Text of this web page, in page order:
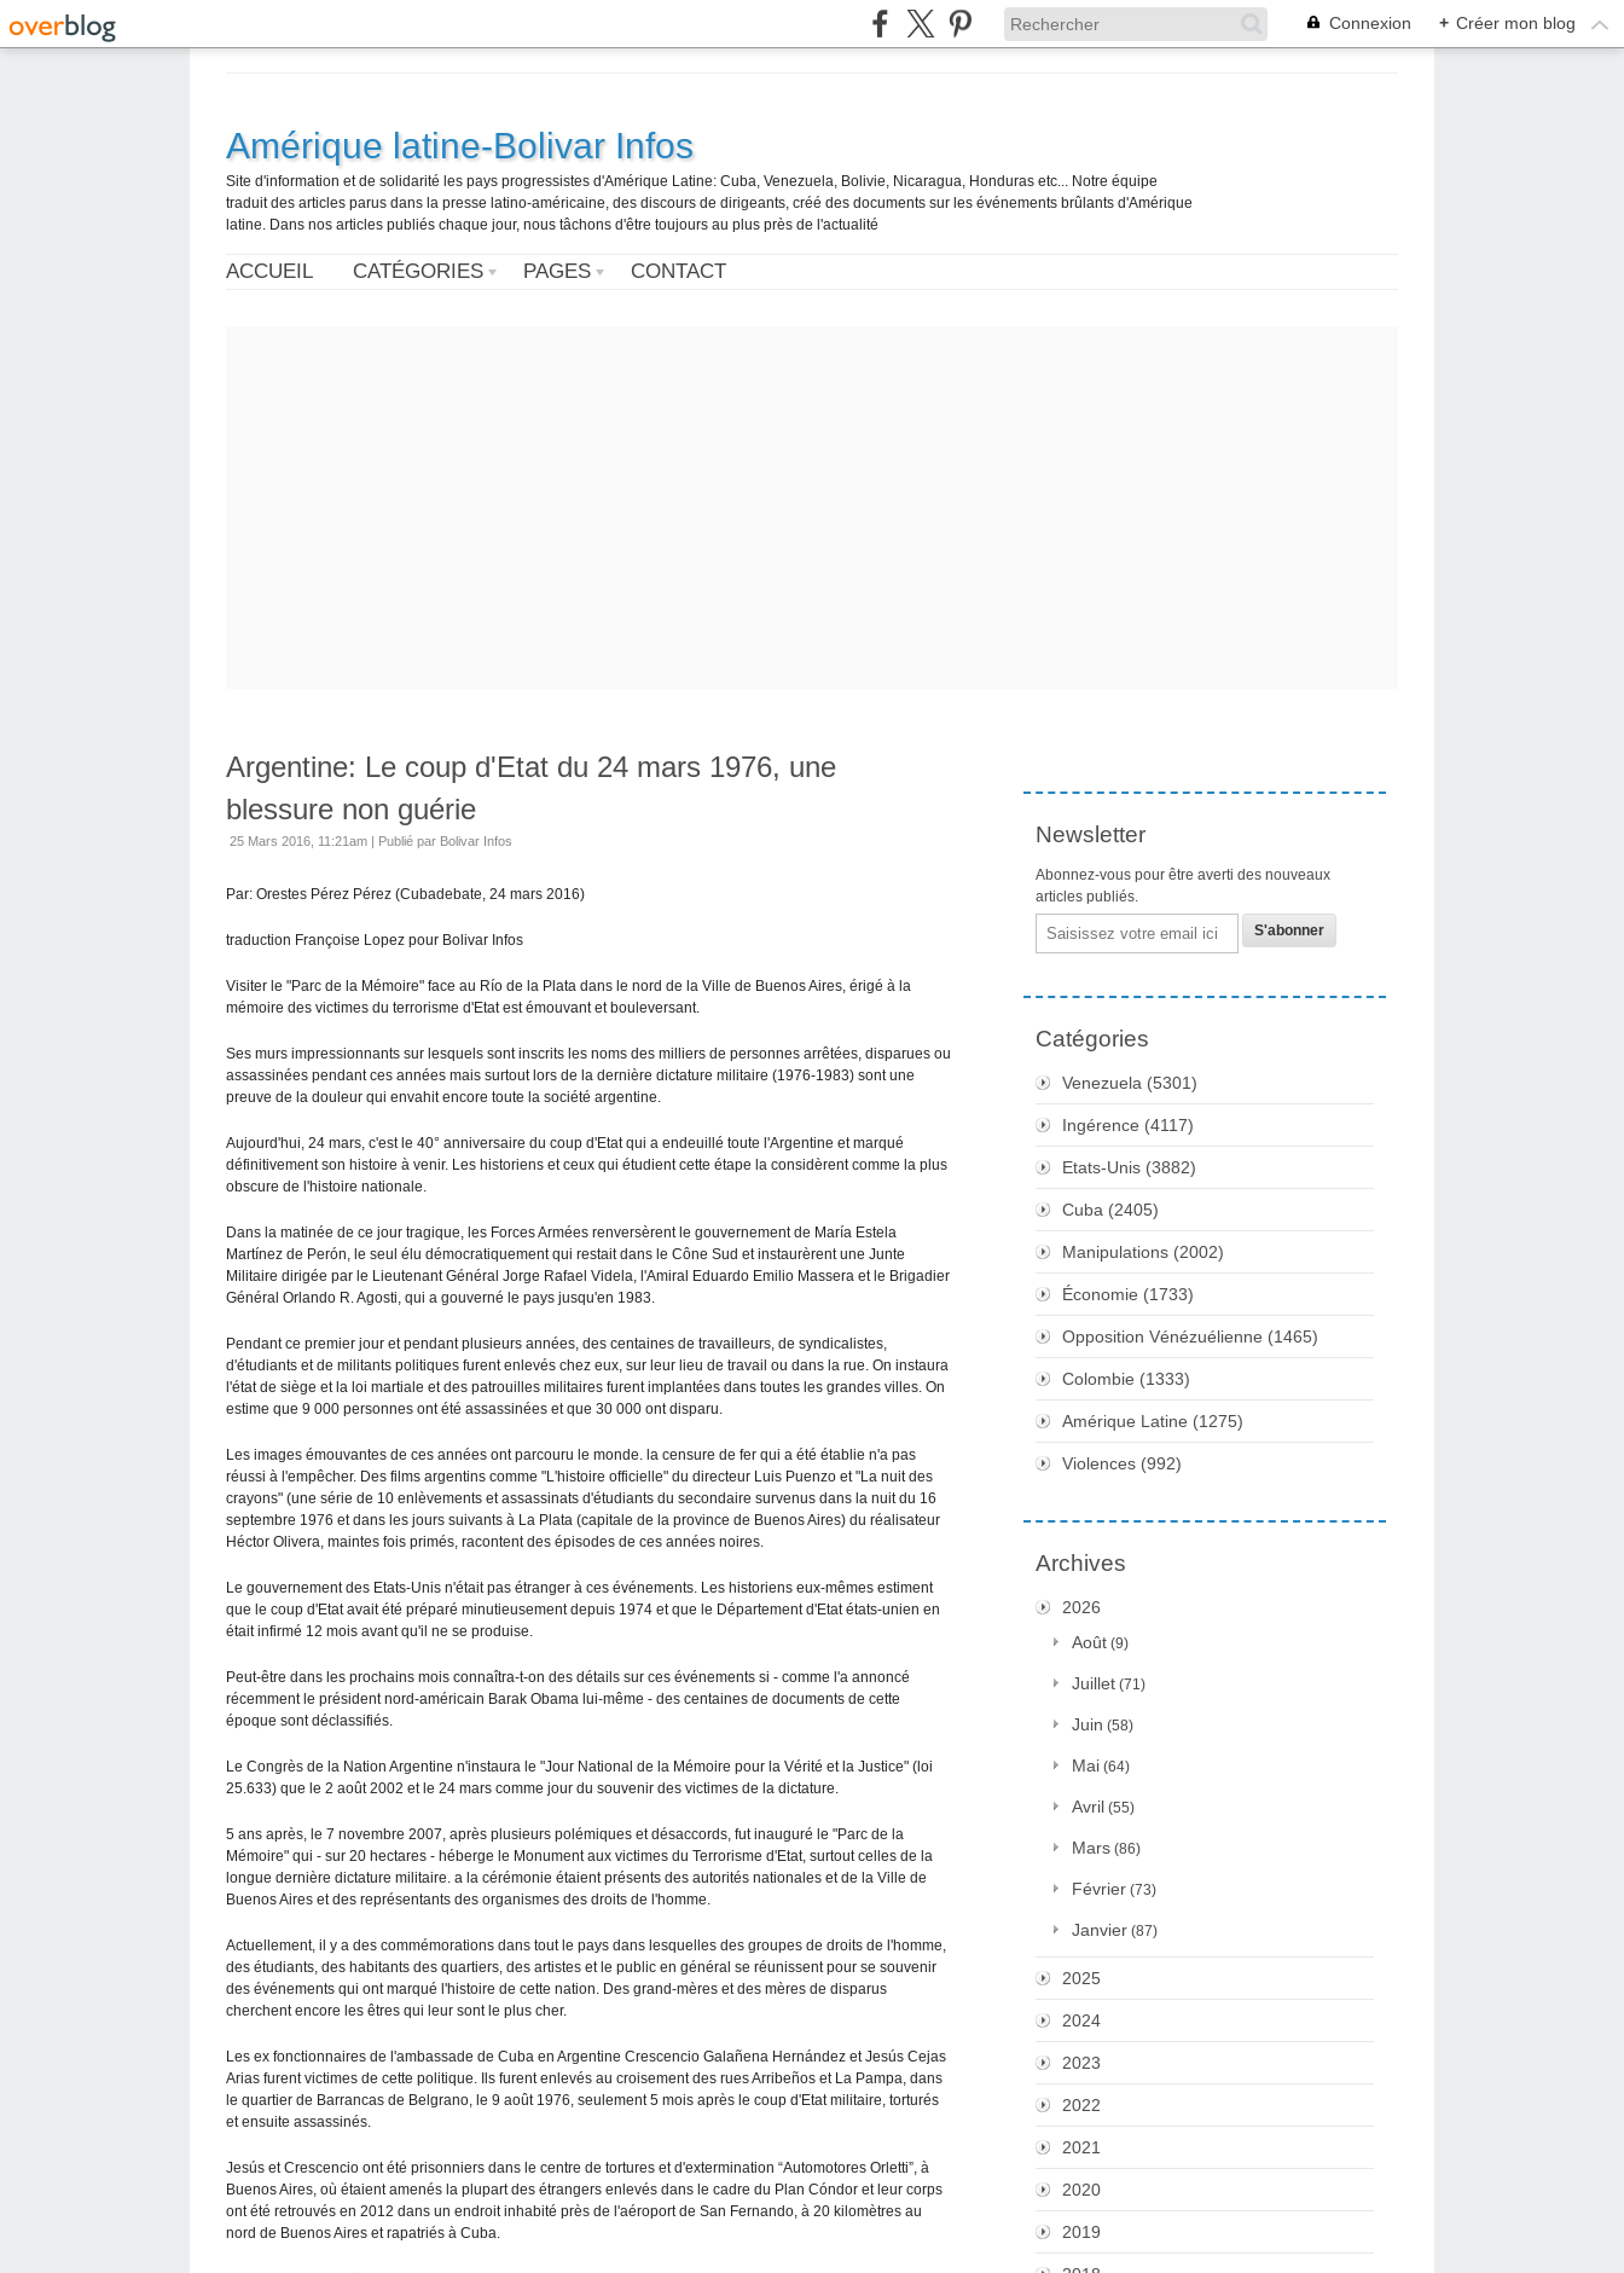
Connexion + Créer mon blog
Amérique latine-Bolivar Infos
Site d'information et de solidarité les pays progressistes d'Amérique Latine: Cuba, Venezuela, Bolivie, Nicaragua, Honduras etc... Notre équipe
traduit des articles parus dans la presse latino-américaine, des discours de dirigeants, créé des documents sur les événements brûlants d'Amérique
latine. Dans nos articles publiés chaque jour, nous tâchons d'être toujours au plus près de l'actualité
ACCUEIL CATÉGORIES PAGES CONTACT
Argentine: Le coup d'Etat du 24 mars 1976, une
blessure non guérie
25 Mars 2016, 11:21am | Publié par Bolivar Infos
Par: Orestes Pérez Pérez (Cubadebate, 24 mars 2016)
traduction Françoise Lopez pour Bolivar Infos
Visiter le "Parc de la Mémoire" face au Río de la Plata dans le nord de la Ville de Buenos Aires, érigé à la
mémoire des victimes du terrorisme d'Etat est émouvant et bouleversant.
Ses murs impressionnants sur lesquels sont inscrits les noms des milliers de personnes arrêtées, disparues ou
assassinées pendant ces années mais surtout lors de la dernière dictature militaire (1976-1983) sont une
preuve de la douleur qui envahit encore toute la société argentine.
Aujourd'hui, 24 mars, c'est le 40° anniversaire du coup d'Etat qui a endeuillé toute l'Argentine et marqué
définitivement son histoire à venir. Les historiens et ceux qui étudient cette étape la considèrent comme la plus
obscure de l'histoire nationale.
Dans la matinée de ce jour tragique, les Forces Armées renversèrent le gouvernement de María Estela
Martínez de Perón, le seul élu démocratiquement qui restait dans le Cône Sud et instaurèrent une Junte
Militaire dirigée par le Lieutenant Général Jorge Rafael Videla, l'Amiral Eduardo Emilio Massera et le Brigadier
Général Orlando R. Agosti, qui a gouverné le pays jusqu'en 1983.
Pendant ce premier jour et pendant plusieurs années, des centaines de travailleurs, de syndicalistes,
d'étudiants et de militants politiques furent enlevés chez eux, sur leur lieu de travail ou dans la rue. On instaura
l'état de siège et la loi martiale et des patrouilles militaires furent implantées dans toutes les grandes villes. On
estime que 9 000 personnes ont été assassinées et que 30 000 ont disparu.
Les images émouvantes de ces années ont parcouru le monde. la censure de fer qui a été établie n'a pas
réussi à l'empêcher. Des films argentins comme "L'histoire officielle" du directeur Luis Puenzo et "La nuit des
crayons" (une série de 10 enlèvements et assassinats d'étudiants du secondaire survenus dans la nuit du 16
septembre 1976 et dans les jours suivants à La Plata (capitale de la province de Buenos Aires) du réalisateur
Héctor Olivera, maintes fois primés, racontent des épisodes de ces années noires.
Le gouvernement des Etats-Unis n'était pas étranger à ces événements. Les historiens eux-mêmes estiment
que le coup d'Etat avait été préparé minutieusement depuis 1974 et que le Département d'Etat états-unien en
était infirmé 12 mois avant qu'il ne se produise.
Peut-être dans les prochains mois connaîtra-t-on des détails sur ces événements si - comme l'a annoncé
récemment le président nord-américain Barak Obama lui-même - des centaines de documents de cette
époque sont déclassifiés.
Le Congrès de la Nation Argentine n'instaura le "Jour National de la Mémoire pour la Vérité et la Justice" (loi
25.633) que le 2 août 2002 et le 24 mars comme jour du souvenir des victimes de la dictature.
5 ans après, le 7 novembre 2007, après plusieurs polémiques et désaccords, fut inauguré le "Parc de la
Mémoire" qui - sur 20 hectares - héberge le Monument aux victimes du Terrorisme d'Etat, surtout celles de la
longue dernière dictature militaire. a la cérémonie étaient présents des autorités nationales et de la Ville de
Buenos Aires et des représentants des organismes des droits de l'homme.
Actuellement, il y a des commémorations dans tout le pays dans lesquelles des groupes de droits de l'homme,
des étudiants, des habitants des quartiers, des artistes et le public en général se réunissent pour se souvenir
des événements qui ont marqué l'histoire de cette nation. Des grand-mères et des mères de disparus
cherchent encore les êtres qui leur sont le plus cher.
Les ex fonctionnaires de l'ambassade de Cuba en Argentine Crescencio Galañena Hernández et Jesús Cejas
Arias furent victimes de cette politique. Ils furent enlevés au croisement des rues Arribeños et La Pampa, dans
le quartier de Barrancas de Belgrano, le 9 août 1976, seulement 5 mois après le coup d'Etat militaire, torturés
et ensuite assassinés.
Jesús et Crescencio ont été prisonniers dans le centre de tortures et d'extermination “Automotores Orletti”, à
Buenos Aires, où étaient amenés la plupart des étrangers enlevés dans le cadre du Plan Cóndor et leur corps
ont été retrouvés en 2012 dans un endroit inhabité près de l'aéroport de San Fernando, à 20 kilomètres au
nord de Buenos Aires et rapatriés à Cuba.
Newsletter
Abonnez-vous pour être averti des nouveaux
articles publiés.
Email
Catégories
Venezuela (5301)
Ingérence (4117)
Etats-Unis (3882)
Cuba (2405)
Manipulations (2002)
Économie (1733)
Opposition Vénézuélienne (1465)
Colombie (1333)
Amérique Latine (1275)
Violences (992)
Archives
2026
Août (9)
Juillet (71)
Juin (58)
Mai (64)
Avril (55)
Mars (86)
Février (73)
Janvier (87)
2025
2024
2023
2022
2021
2020
2019